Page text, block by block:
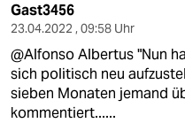
Gast3456
23.04.2022 , 09:58 Uhr
@Alfonso Albertus "Nun
sich politisch neu
sieben Monaten jemand
kommentiert......